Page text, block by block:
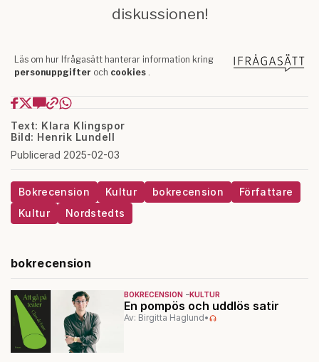
Text: Klara Klingspor
Bild: Henrik Lundell
Publicerad 2025-02-03
Bokrecension Kultur bokrecension
Författare
Kultur
Nordstedts
bokrecension
BOKRECENSION KULTUR
En pompös och uddlös satir
Av: Birgitta Haglund•